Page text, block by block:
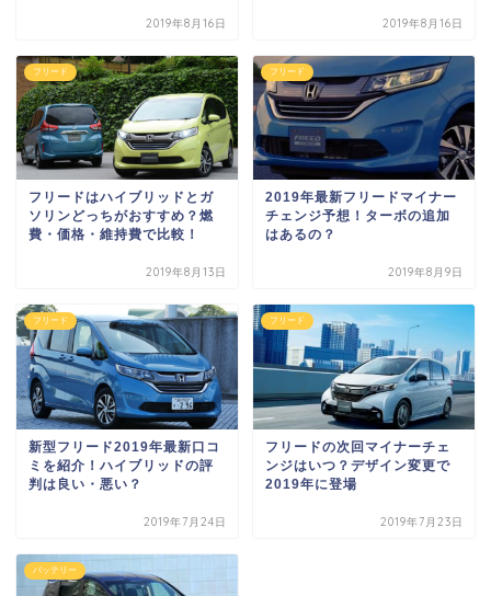
2019年8月16日 2019年8月16日
フリード
フリードはハイブリッドとガ
ソリンどっちがおすすめ？燃
費・価格・維持費で比較！
2019年8月13日
フリード
2019年最新フリードマイナー
チェンジ予想！ターボの追加
はあるの？
2019年8月9日
フリード
新型フリード2019年最新口コ
ミを紹介！ハイブリッドの評
判は良い・悪い？
2019年7月24日
フリード
フリードの次回マイナーチェ
ンジはいつ？デザイン変更で
2019年に登場
2019年7月23日
バッテリー